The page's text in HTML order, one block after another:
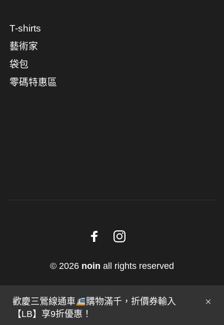
歡慶三鶯線通車
購物滿千，折價券輸入
【LB】享9折優惠！
T-shirts
藝術家
袋包
零碼特惠區
© 2026 noin all rights reserved